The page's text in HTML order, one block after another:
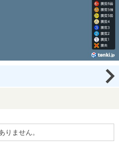
りません。